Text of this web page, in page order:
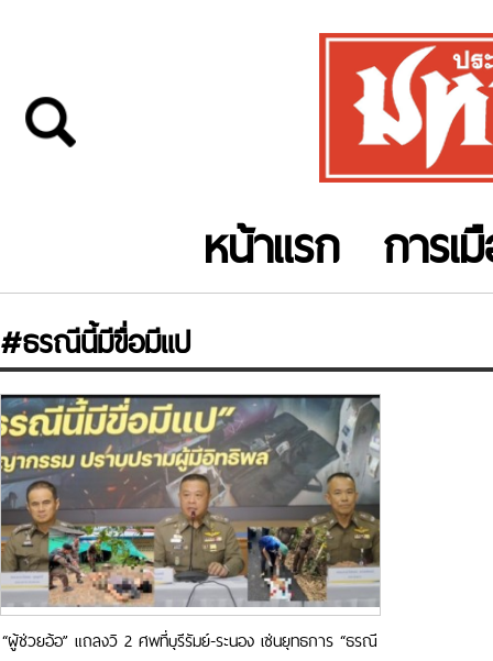
หน้าแรก การเ
#ธรณีนี้มีขื่อมีแป
“ผู้ช่วยอ้อ” แถลงวิ 2 ศพที่บุรีรัมย์-ระนอง เซ่นยุทธการ “ธรณี